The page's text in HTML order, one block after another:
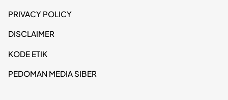
PRIVACY POLICY
DISCLAIMER
KODE ETIK
PEDOMAN MEDIA SIBER